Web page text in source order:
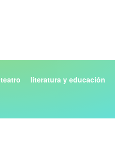
teatro literatura y educación